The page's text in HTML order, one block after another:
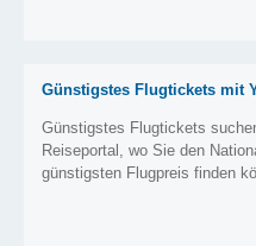
Günstigstes Flugtickets mit
Günstigstes Flugtickets
Reiseportal, wo Sie den
günstigsten Flugpreis finden